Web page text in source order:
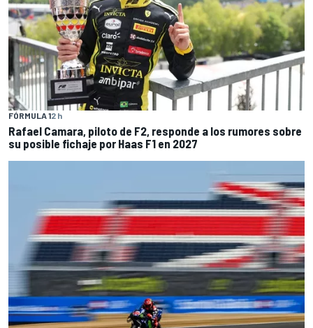
FÓRMULA 12 h
Rafael Camara, piloto de F2, responde a los rumores sobre
su posible fichaje por Haas F1 en 2027